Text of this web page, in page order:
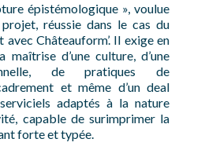
épistémologique », voulue
réussie dans le cas du
Châteauform’. Il exige en
d’une culture, d’une
de pratiques de
et même d’un deal
adaptés à la nature
capable de surimprimer la
forte et typée.